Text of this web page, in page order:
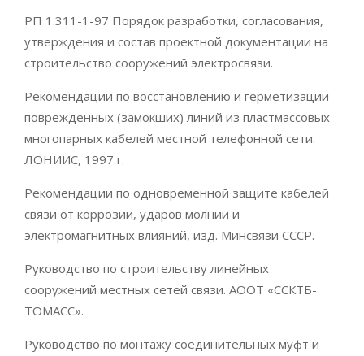
РП 1.311-1-97 Порядок разработки, согласования,
утверждения и состав проектной документации на
строительство сооружений электросвязи.
Рекомендации по восстановлению и герметизации
поврежденных (замокших) линий из пластмассовых
многопарных кабелей местной телефонной сети.
ЛОНИИС, 1997 г.
Рекомендации по одновременной защите кабелей
связи от коррозии, ударов молнии и
электромагнитных влияний, изд. Минсвязи СССР.
Руководство по строительству линейных
сооружений местных сетей связи. АООТ «ССКТБ-
ТОМАСС».
Руководство по монтажу соединительных муфт и